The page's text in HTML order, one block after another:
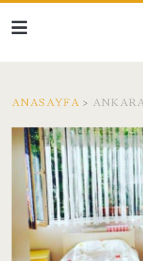
ANASAYFA >
Etiket:
Kız
Yurdu</